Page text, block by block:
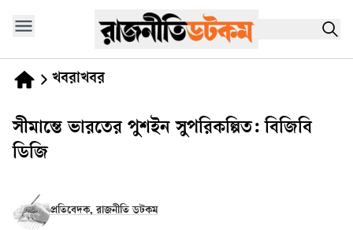
খবরাখবর
সীমান্তে ভারতের পুশইন সুপরিকল্পিত: বিজিবি
ডিজি
প্রতিবেদক, রাজনীতি ডটকম